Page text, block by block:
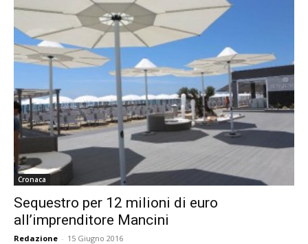
Cronaca
Sequestro per 12 milioni di euro
all’imprenditore Mancini
Redazione - 15 Giugno 2016